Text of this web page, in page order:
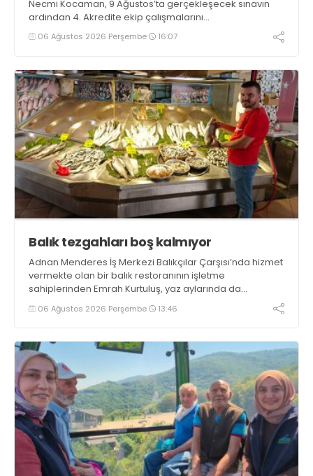
Necmi Kocaman, 9 Ağustos’ta gerçekleşecek sınavın
ardından 4. Akredite ekip çalışmalarını
tamamlayacaklarını ifade ederek açıklamalarda
bulundu. Kocaman, “Gölcük’te ve Kocaeli genelinde ses
06 Ağustos 2026 Perşembe 16:07
Balık tezgahları boş kalmıyor
Adnan Menderes İş Merkezi Balıkçılar Çarşısı’nda hizmet
vermekte olan bir balık restoranının işletme
sahiplerinden Emrah Kurtuluş, yaz aylarında da
tezgahlarda taze balık bulunduğunu ifade ederek “Yıl
boyunca tezgahlarda taze balık bulmak mümkün
06 Ağustos 2026 Perşembe 13:46